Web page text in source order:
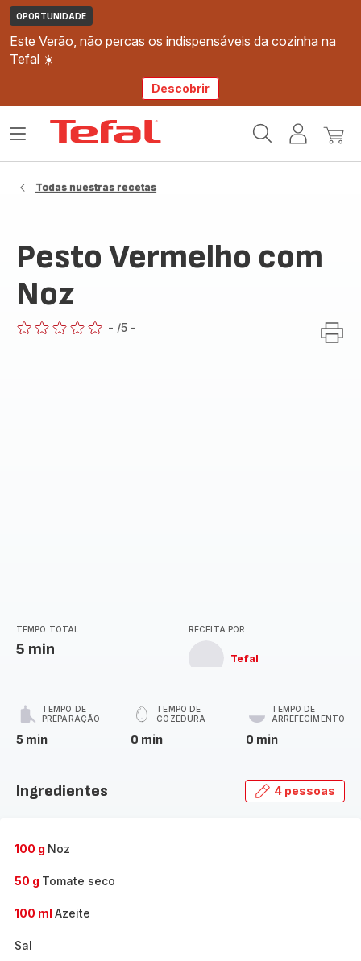
OPORTUNIDADE
Este Verão, não percas os indispensáveis da cozinha na
Tefal ☀️
Descobrir
Tefal
O
Abrir
Todas nuestras recetas
Pesto Vermelho com
Noz
- /5 -
TEMPO TOTAL
5 min
RECEITA POR
Tefal
TEMPO DE
PREPARAÇÃO
5 min
TEMPO DE
COZEDURA
0 min
TEMPO DE
ARREFECIMENTO
0 min
Ingredientes 4 pessoas
100 g Noz
50 g Tomate seco
100 ml Azeite
Sal